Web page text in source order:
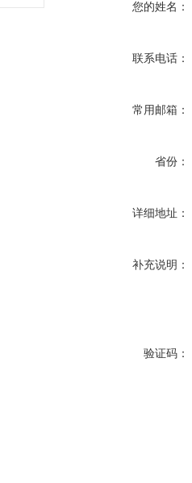
您的姓名：
联系电话：
常用邮箱：
省份：
详细地址：
补充说明：
验证码：